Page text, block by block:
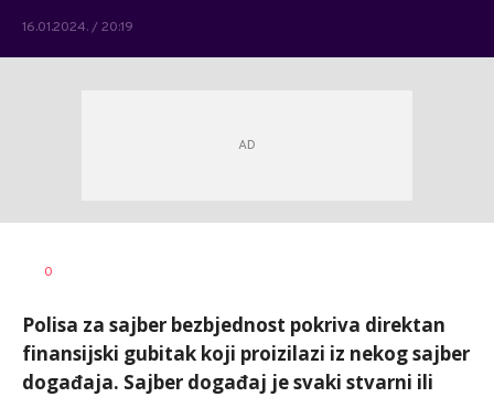
16.01.2024. / 20:19
AUTOR
0
Polisa za sajber bezbjednost pokriva direktan
finansijski gubitak koji proizilazi iz nekog sajber
događaja. Sajber događaj je svaki stvarni ili